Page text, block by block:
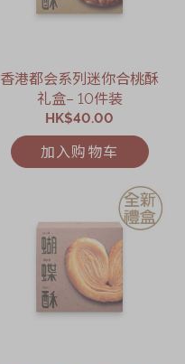
香港都会系列迷你合桃酥
礼盒– 10件装
HK$40.00
加入购物车